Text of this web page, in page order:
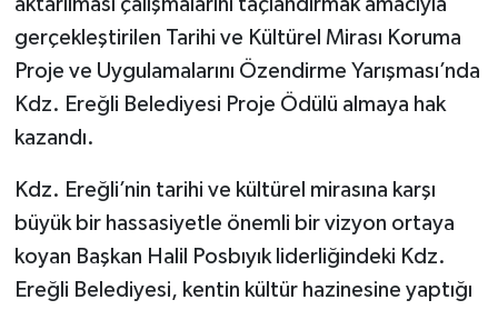
gerçekleştirilen Tarihi ve Kültürel Mirası Koruma
Proje ve Uygulamalarını Özendirme Yarışması’nda
Kdz. Ereğli Belediyesi Proje Ödülü almaya hak
kazandı.
Kdz. Ereğli’nin tarihi ve kültürel mirasına karşı
büyük bir hassasiyetle önemli bir vizyon ortaya
koyan Başkan Halil Posbıyık liderliğindeki Kdz.
Ereğli Belediyesi, kentin kültür hazinesine yaptığı